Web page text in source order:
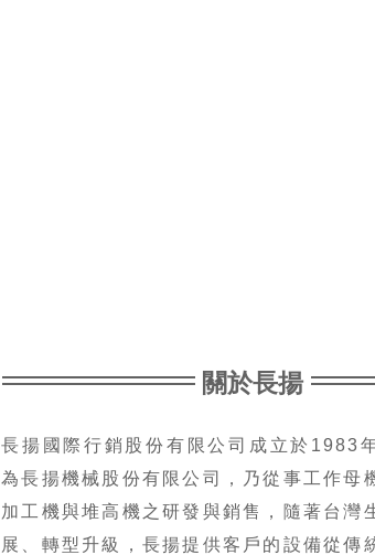
關於長揚
長揚國際行銷股份有限公司成立於1983
為長揚機械股份有限公司，乃從事工作母
加工機與堆高機之研發與銷售，隨著台灣
展、轉型升級，長揚提供客戶的設備從傳